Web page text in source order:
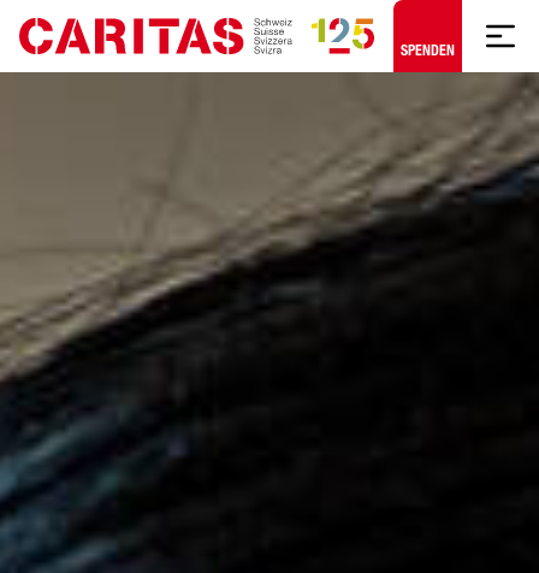
Zum Hauptinhalt springen
SPENDEN